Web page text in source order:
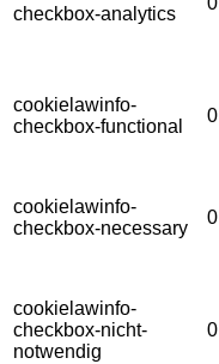
checkbox-analytics
cookielawinfo-
checkbox-functional
0
cookielawinfo-
checkbox-necessary
0
cookielawinfo-
checkbox-nicht-
notwendig
0